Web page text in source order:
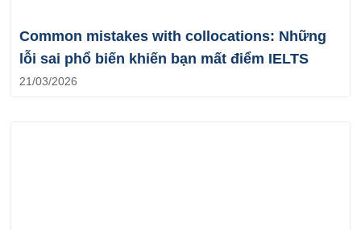
Common mistakes with collocations: Những
lỗi sai phổ biến khiến bạn mất điểm IELTS
21/03/2026